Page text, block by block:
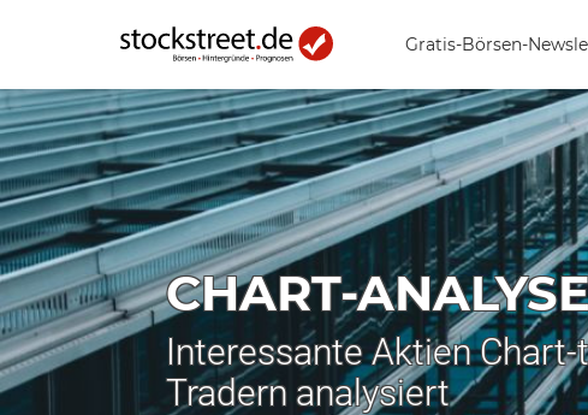
Gratis-Börsen-
CHART-
Interessante Aktien
Tradern analysiert